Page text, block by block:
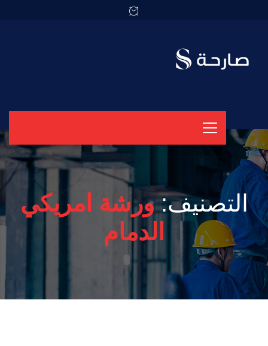
التصنيف:ورشة امريكي
الدمام